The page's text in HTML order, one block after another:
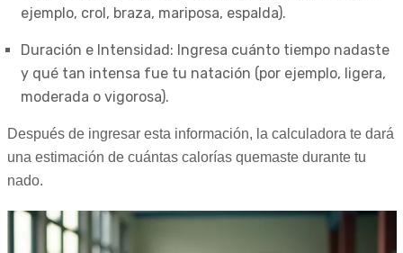
ejemplo, crol, braza, mariposa, espalda).
Duración e Intensidad: Ingresa cuánto tiempo nadaste
y qué tan intensa fue tu natación (por ejemplo, ligera,
moderada o vigorosa).
Después de ingresar esta información, la calculadora te dará
una estimación de cuántas calorías quemaste durante tu
nado.